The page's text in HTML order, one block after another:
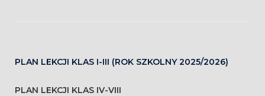
PLAN LEKCJI KLAS I-III (ROK SZKOLNY 2025/2026)
PLAN LEKCJI KLAS IV-VIII